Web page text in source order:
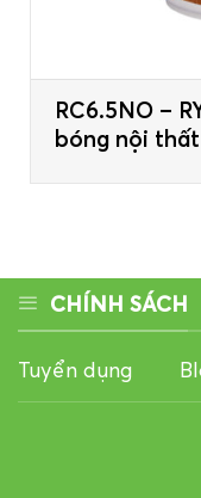
RC6.5NO –
bóng nội
CHÍNH SÁCH
Tuyển dụng